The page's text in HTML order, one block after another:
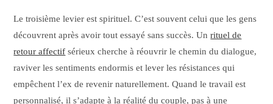
Le troisième levier est spirituel. C’est souvent celui que les gens
découvrent après avoir tout essayé sans succès. Unrituel de
retour affectif sérieux cherche à réouvrir le chemin du dialogue,
raviver les sentiments endormis et lever les résistances qui
empêchent l’ex de revenir naturellement. Quand le travail est
personnalisé, il s’adapte à la réalité du couple, pas à une